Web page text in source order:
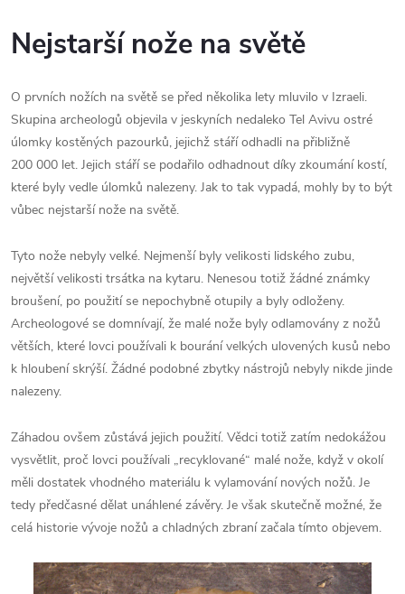
Nejstarší nože na světě
O prvních nožích na světě se před několika lety mluvilo v Izraeli.
Skupina archeologů objevila v jeskyních nedaleko Tel Avivu ostré
úlomky kostěných pazourků, jejichž stáří odhadli na přibližně
200 000 let. Jejich stáří se podařilo odhadnout díky zkoumání kostí,
které byly vedle úlomků nalezeny. Jak to tak vypadá, mohly by to být
vůbec nejstarší nože na světě.
Tyto nože nebyly velké. Nejmenší byly velikosti lidského zubu,
největší velikosti trsátka na kytaru. Nenesou totiž žádné známky
broušení, po použití se nepochybně otupily a byly odloženy.
Archeologové se domnívají, že malé nože byly odlamovány z nožů
větších, které lovci používali k bourání velkých ulovených kusů nebo
k hloubení skrýší. Žádné podobné zbytky nástrojů nebyly nikde jinde
nalezeny.
Záhadou ovšem zůstává jejich použití. Vědci totiž zatím nedokážou
vysvětlit, proč lovci používali „recyklované“ malé nože, když v okolí
měli dostatek vhodného materiálu k vylamování nových nožů. Je
tedy předčasné dělat unáhlené závěry. Je však skutečně možné, že
celá historie vývoje nožů a chladných zbraní začala tímto objevem.